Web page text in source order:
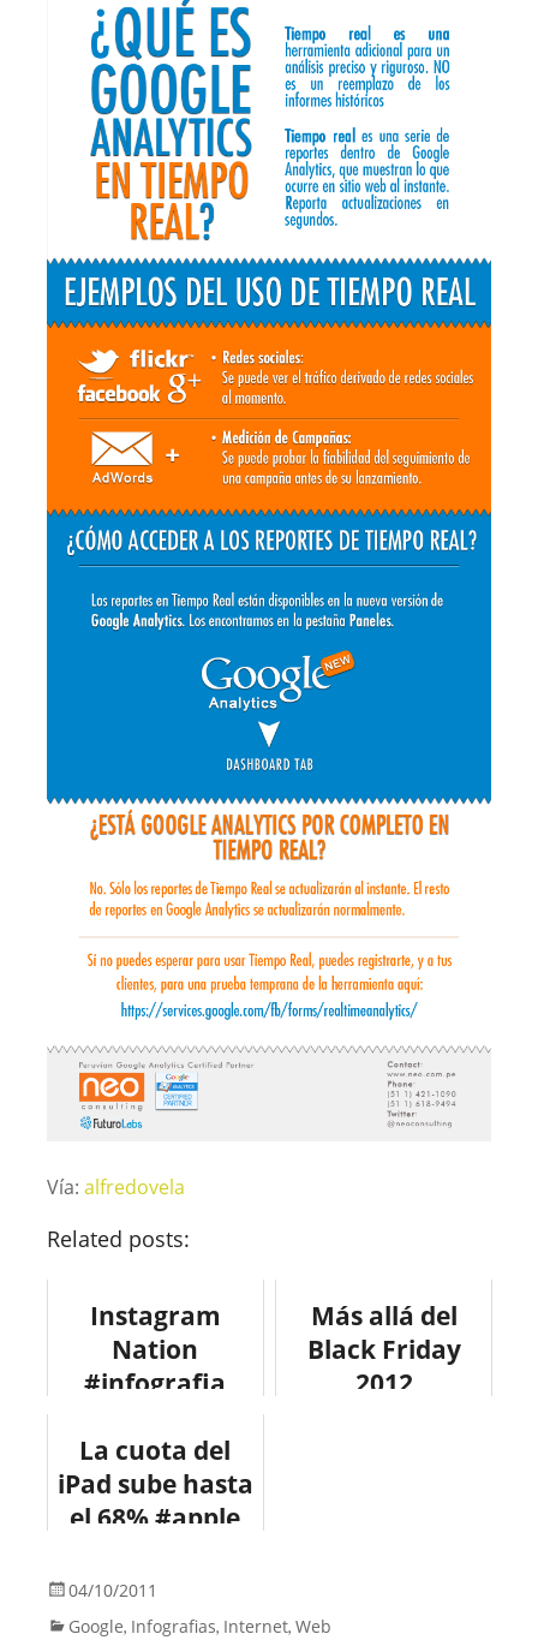
Vía: alfredovela
Related posts:
Instagram
Nation
#infografia
#fotografia
#tecnologia
#instagram
Más allá del
Black Friday
2012
La cuota del
iPad sube hasta
el 68% #apple
#tecnologia
#marketing
04/10/2011
Google, Infografias, Internet, Web